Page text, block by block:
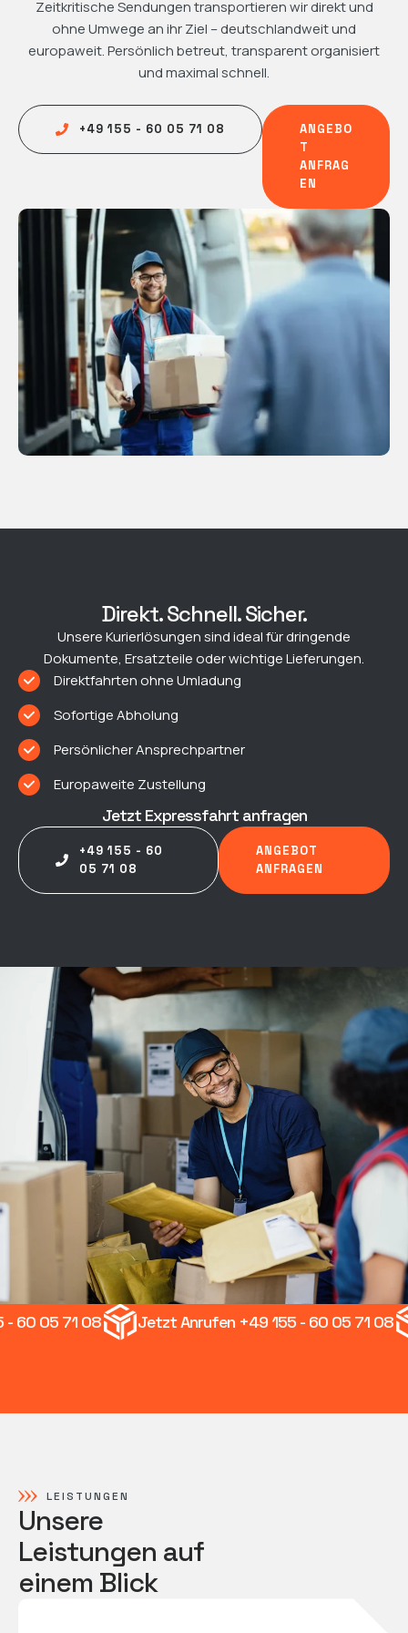
Zeitkritische Sendungen transportieren wir direkt und
ohne Umwege an ihr Ziel – deutschlandweit und
europaweit. Persönlich betreut, transparent organisiert
und maximal schnell.
+49 155 - 60 05 71 08
ANGEBO
T
ANFRAG
EN
Direkt. Schnell. Sicher.
Unsere Kurierlösungen sind ideal für dringende
Dokumente, Ersatzteile oder wichtige Lieferungen.
Direktfahrten ohne Umladung
Sofortige Abholung
Persönlicher Ansprechpartner
Europaweite Zustellung
Jetzt Expressfahrt anfragen
+49 155 - 60
05 71 08
ANGEBOT
ANFRAGEN
71 08 Jetzt Anrufen +49 155 - 60 05 71 08
LEISTUNGEN
Unsere
Leistungen auf
einem Blick